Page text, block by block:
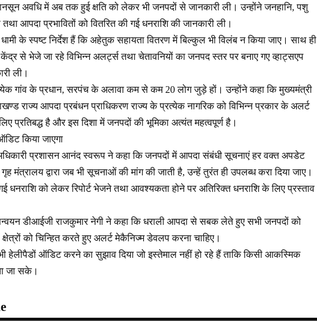
अवधि में अब तक हुई क्षति को लेकर भी जनपदों से जानकारी ली। उन्होंने जनहानि, पशु
तथा आपदा प्रभावितों को वितरित की गई धनराशि की जानकारी ली।
के स्पष्ट निर्देश हैं कि अहेतुक सहायता वितरण में बिल्कुल भी विलंब न किया जाए। साथ ही
से भेजे जा रहे विभिन्न अलर्ट्स तथा चेतावनियों का जनपद स्तर पर बनाए गए व्हाट्सएप
ली।
गांव के प्रधान, सरपंच के अलावा कम से कम 20 लोग जुड़े हों। उन्होंने कहा कि मुख्यमंत्री
राज्य आपदा प्रबंधन प्राधिकरण राज्य के प्रत्येक नागरिक को विभिन्न प्रकार के अलर्ट
प्रतिबद्ध है और इस दिशा में जनपदों की भूमिका अत्यंत महत्वपूर्ण है।
किया जाएगा
प्रशासन आनंद स्वरूप ने कहा कि जनपदों में आपदा संबंधी सूचनाएं हर वक्त अपडेट
मंत्रालय द्वारा जब भी सूचनाओं की मांग की जाती है, उन्हें तुरंत ही उपलब्ध करा दिया जाए।
गई धनराशि को लेकर रिपोर्ट भेजने तथा आवश्यकता होने पर अतिरिक्त धनराशि के लिए प्रस्ताव
डीआईजी राजकुमार नेगी ने कहा कि धराली आपदा से सबक लेते हुए सभी जनपदों को
को चिन्हित करते हुए अलर्ट मेकैनिज्म डेवलप करना चाहिए।
हेलीपैडों ऑडिट करने का सुझाव दिया जो इस्तेमाल नहीं हो रहे हैं ताकि किसी आकस्मिक
जा सके।